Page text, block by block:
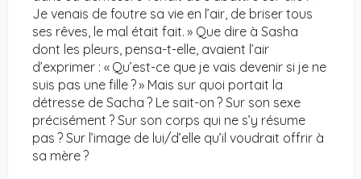
Je venais de foutre sa vie en l’air, de briser tous
ses rêves, le mal était fait. » Que dire à Sasha
dont les pleurs, pensa-t-elle, avaient l’air
d’exprimer : « Qu’est-ce que je vais devenir si je ne
suis pas une fille ? » Mais sur quoi portait la
détresse de Sacha ? Le sait-on ? Sur son sexe
précisément ? Sur son corps qui ne s’y résume
pas ? Sur l’image de lui/d’elle qu’il voudrait offrir à
sa mère ?